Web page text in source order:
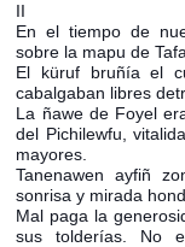
II
En el tiempo de
sobre la mapu de
El küruf bruñía el
cabalgaban libres
La ñawe de Foyel
del Pichilewfu,
mayores.
Tanenawen ayfiñ
sonrisa y mirada
Mal paga la
sus tolderías. No